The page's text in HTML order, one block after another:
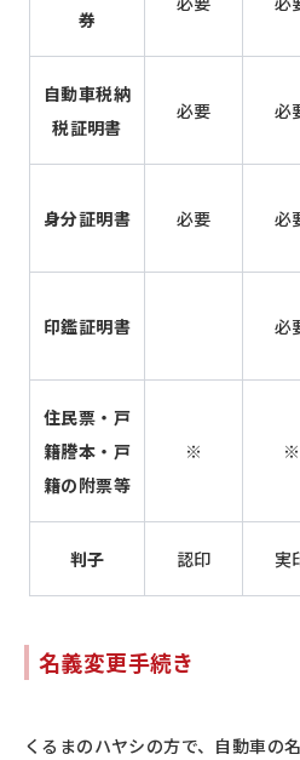
券
自動車税納
税証明書
必要 必
身分証明書 必要 必
印鑑証明書 必
住民票・戸
籍謄本・戸
籍の附票等
※ ※
判子 認印 実
名義変更手続き
くるまのハヤシの方で、自動車の